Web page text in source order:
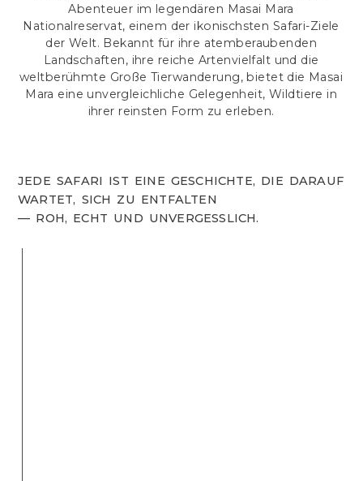
Abenteuer im legendären Masai Mara
Nationalreservat, einem der ikonischsten Safari-Ziele
der Welt. Bekannt für ihre atemberaubenden
Landschaften, ihre reiche Artenvielfalt und die
weltberühmte Große Tierwanderung, bietet die Masai
Mara eine unvergleichliche Gelegenheit, Wildtiere in
ihrer reinsten Form zu erleben.
JEDE SAFARI IST EINE GESCHICHTE, DIE DARAUF
WARTET, SICH ZU ENTFALTEN
— ROH, ECHT UND UNVERGESSLICH.